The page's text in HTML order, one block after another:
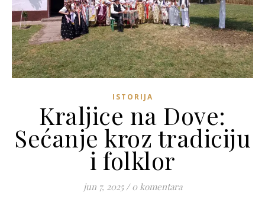
ISTORIJA
Kraljice na Dove:
Sećanje kroz tradiciju
i folklor
jun 7, 2025 / 0 komentara